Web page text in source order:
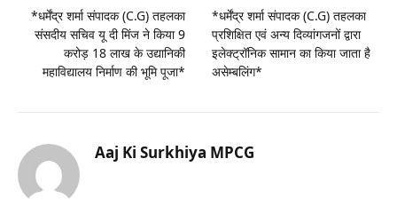
*धर्मेंद्र शर्मा संपादक (C.G) तहलका
संसदीय सचिव यू दी मिंज ने किया 9
करोड़ 18 लाख के उद्यानिकी
महाविद्यालय निर्माण की भूमि पूजा*
*धर्मेंद्र शर्मा संपादक (C.G) तहलका
प्रशिक्षित एवं अन्य दिव्यांगजनों द्वारा
इलेक्ट्रॉनिक सामान का किया जाता है
असेम्बलिंग*
Aaj Ki Surkhiya MPCG